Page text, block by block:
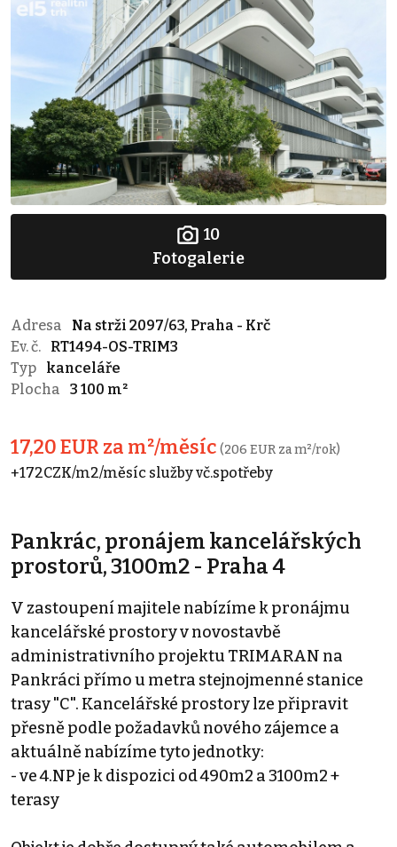
10
Fotogalerie
Adresa
Na strži 2097/63, Praha - Krč
Ev. č.
RT1494-OS-TRIM3
Typ
kanceláře
Plocha
3 100 m²
17,20 EUR za m²/měsíc (206 EUR za m²/rok)
+172CZK/m2/měsíc služby vč.spotřeby
Pankrác, pronájem kancelářských
prostorů, 3100m2 - Praha 4
V zastoupení majitele nabízíme k pronájmu
kancelářské prostory v novostavbě
administrativního projektu TRIMARAN na
Pankráci přímo u metra stejnojmenné stanice
trasy "C". Kancelářské prostory lze připravit
přesně podle požadavků nového zájemce a
aktuálně nabízíme tyto jednotky:
- ve 4.NP je k dispozici od 490m2 a 3100m2 +
terasy